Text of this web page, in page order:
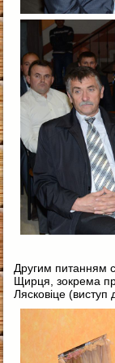
Другим питанням
Щирця, зокрема
Лясковіце (виступ